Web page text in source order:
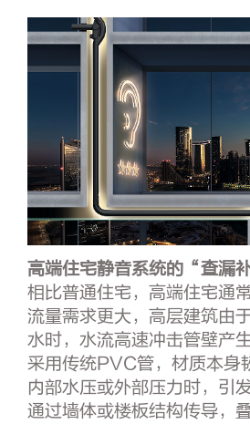
高端住宅静音系统的“查漏
相比普通住宅，高端住宅通
流量需求更大，高层建筑由
水时，水流高速冲击管壁产
采用传统PVC管，材质本身
内部水压或外部压力时，引
通过墙体或楼板结构传导，